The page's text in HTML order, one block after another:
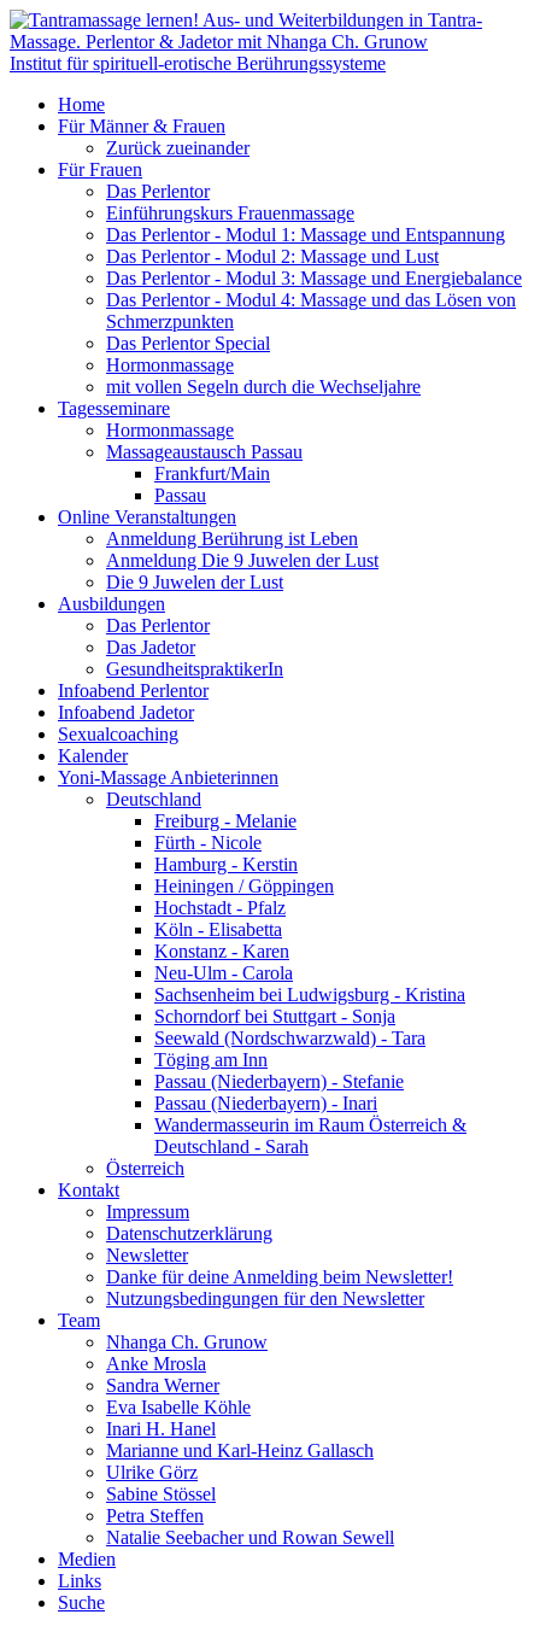
Institut für spirituell-erotische Berührungssysteme
Home
Für Männer & Frauen
Zurück zueinander
Für Frauen
Das Perlentor
Einführungskurs Frauenmassage
Das Perlentor - Modul 1: Massage und Entspannung
Das Perlentor - Modul 2: Massage und Lust
Das Perlentor - Modul 3: Massage und Energiebalance
Das Perlentor - Modul 4: Massage und das Lösen von
Schmerzpunkten
Das Perlentor Special
Hormonmassage
mit vollen Segeln durch die Wechseljahre
Tagesseminare
Hormonmassage
Massageaustausch Passau
Frankfurt/Main
Passau
Online Veranstaltungen
Anmeldung Berührung ist Leben
Anmeldung Die 9 Juwelen der Lust
Die 9 Juwelen der Lust
Ausbildungen
Das Perlentor
Das Jadetor
GesundheitspraktikerIn
Infoabend Perlentor
Infoabend Jadetor
Sexualcoaching
Kalender
Yoni-Massage Anbieterinnen
Deutschland
Freiburg - Melanie
Fürth - Nicole
Hamburg - Kerstin
Heiningen / Göppingen
Hochstadt - Pfalz
Köln - Elisabetta
Konstanz - Karen
Neu-Ulm - Carola
Sachsenheim bei Ludwigsburg - Kristina
Schorndorf bei Stuttgart - Sonja
Seewald (Nordschwarzwald) - Tara
Töging am Inn
Passau (Niederbayern) - Stefanie
Passau (Niederbayern) - Inari
Wandermasseurin im Raum Österreich &
Deutschland - Sarah
Österreich
Kontakt
Impressum
Datenschutzerklärung
Newsletter
Danke für deine Anmelding beim Newsletter!
Nutzungsbedingungen für den Newsletter
Team
Nhanga Ch. Grunow
Anke Mrosla
Sandra Werner
Eva Isabelle Köhle
Inari H. Hanel
Marianne und Karl-Heinz Gallasch
Ulrike Görz
Sabine Stössel
Petra Steffen
Natalie Seebacher und Rowan Sewell
Medien
Links
Suche